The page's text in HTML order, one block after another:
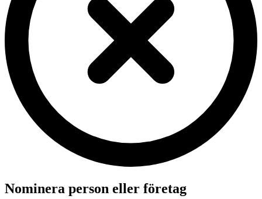
Nominera person eller företag